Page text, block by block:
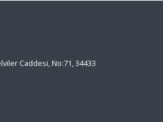
Caddesi, No:71, 34433